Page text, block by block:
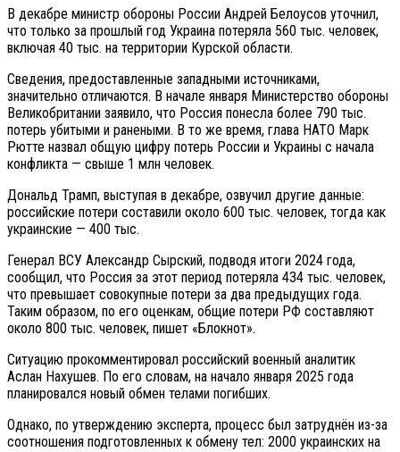
В декабре министр обороны России Андрей Белоусов уточнил,
что только за прошлый год Украина потеряла 560 тыс. человек,
включая 40 тыс. на территории Курской области.
Сведения, предоставленные западными источниками,
значительно отличаются. В начале января Министерство обороны
Великобритании заявило, что Россия понесла более 790 тыс.
потерь убитыми и ранеными. В то же время, глава НАТО Марк
Рютте назвал общую цифру потерь России и Украины с начала
конфликта — свыше 1 млн человек.
Дональд Трамп, выступая в декабре, озвучил другие данные:
российские потери составили около 600 тыс. человек, тогда как
украинские — 400 тыс.
Генерал ВСУ Александр Сырский, подводя итоги 2024 года,
сообщил, что Россия за этот период потеряла 434 тыс. человек,
что превышает совокупные потери за два предыдущих года.
Таким образом, по его оценкам, общие потери РФ составляют
около 800 тыс. человек, пишет «Блокнот».
Ситуацию прокомментировал российский военный аналитик
Аслан Нахушев. По его словам, на начало января 2025 года
планировался новый обмен телами погибших.
Однако, по утверждению эксперта, процесс был затруднён из-за
соотношения подготовленных к обмену тел: 2000 украинских на